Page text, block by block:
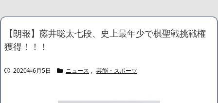
の葬儀代が話題「都会は高いな」の声NEW!
【衝撃】ハンターハンター最新話の新能力『ムテキング』、設定
がガチでぶっ壊れすぎてネット騒然ｗｗｗｗｗｗNEW!
【速報】 日本の防衛省、ようやく気づいた模様ｗｗｗｗｗ
記録的猛暑の欧州、ドナウ川の水位が低下してマンモスの骨や沈
没したドイツ軍の戦艦が出現 NEW!
【朗報】藤井聡太七段、史上最年少で棋聖戦挑戦権
獲得！！！
2020年6月5日 ニュース , 芸能・スポーツ